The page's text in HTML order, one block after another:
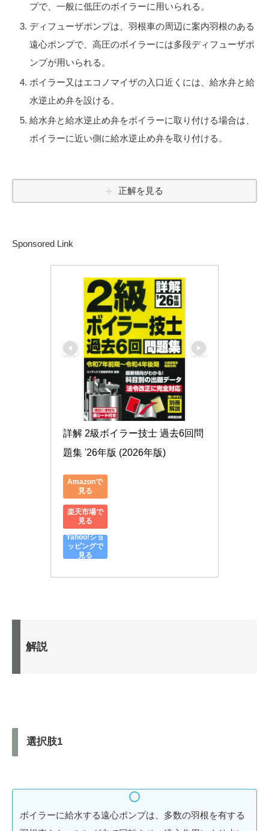
プで、一般に低圧のボイラーに用いられる。
ディフューザポンプは、羽根車の周辺に案内羽根のある
遠心ポンプで、高圧のボイラーには多段ディフューザポ
ンプが用いられる。
ボイラー又はエコノマイザの入口近くには、給水弁と給
水逆止め弁を設ける。
給水弁と給水逆止め弁をボイラーに取り付ける場合は、
ボイラーに近い側に給水逆止め弁を取り付ける。
正解を見る
Sponsored Link
詳解 2級ボイラー技士 過去6回問
題集 '26年版 (2026年版)
Amazonで
見る
楽天市場で
見る
Yahoo!ショ
ッピングで
見る
解説
選択肢1
ボイラーに給水する遠心ポンプは、多数の羽根を有する